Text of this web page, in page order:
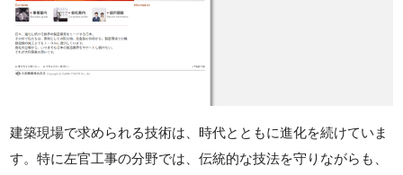
建築現場で求められる技術は、時代とともに進化を続けていま
す。特に左官工事の分野では、伝統的な技法を守りながらも、